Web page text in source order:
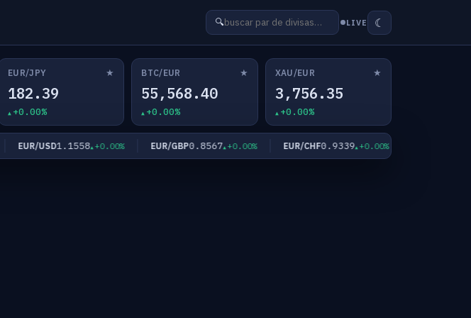
🔍 LIVE ☾
EUR/JPY ★
182.39
+0.00%
BTC/EUR ★
55,568.40
+0.00%
XAU/EUR ★
3,756.35
+0.00%
EUR/USD1.1558 +0.00% EUR/GBP0.8567 +0.00% EUR/CHF0.9339 +0.00%